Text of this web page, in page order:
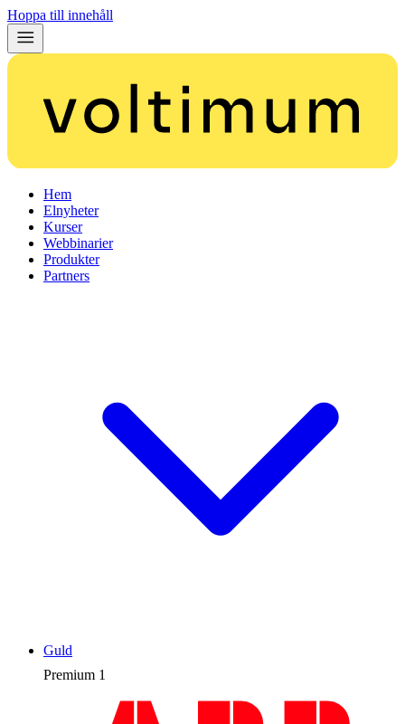
Hoppa till innehåll
Hem
Elnyheter
Kurser
Webbinarier
Produkter
Partners
Premium 1
Guld